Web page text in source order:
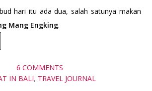
hari itu ada dua, salah satunya makan
Mang Engking.
6 COMMENTS
IN BALI, TRAVEL JOURNAL